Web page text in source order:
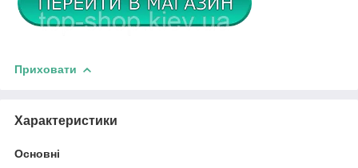
Приховати
Характеристики
Основні